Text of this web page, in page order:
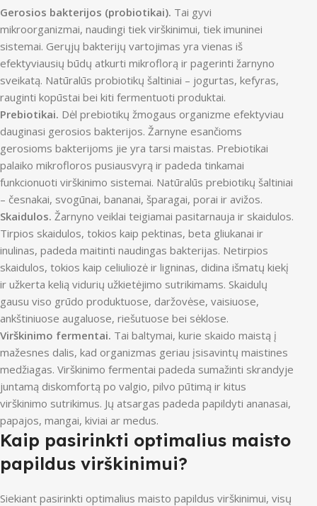
Gerosios bakterijos (probiotikai). Tai gyvi
mikroorganizmai, naudingi tiek virškinimui, tiek imuninei
sistemai. Gerųjų bakterijų vartojimas yra vienas iš
efektyviausių būdų atkurti mikroflorą ir pagerinti žarnyno
sveikatą. Natūralūs probiotikų šaltiniai – jogurtas, kefyras,
rauginti kopūstai bei kiti fermentuoti produktai.
Prebiotikai. Dėl prebiotikų žmogaus organizme efektyviau
dauginasi gerosios bakterijos. Žarnyne esančioms
gerosioms bakterijoms jie yra tarsi maistas. Prebiotikai
palaiko mikrofloros pusiausvyrą ir padeda tinkamai
funkcionuoti virškinimo sistemai. Natūralūs prebiotikų šaltiniai
– česnakai, svogūnai, bananai, šparagai, porai ir avižos.
Skaidulos. Žarnyno veiklai teigiamai pasitarnauja ir skaidulos.
Tirpios skaidulos, tokios kaip pektinas, beta gliukanai ir
inulinas, padeda maitinti naudingas bakterijas. Netirpios
skaidulos, tokios kaip celiuliozė ir ligninas, didina išmatų kiekį
ir užkerta kelią vidurių užkietėjimo sutrikimams. Skaidulų
gausu viso grūdo produktuose, daržovėse, vaisiuose,
ankštiniuose augaluose, riešutuose bei sėklose.
Virškinimo fermentai. Tai baltymai, kurie skaido maistą į
mažesnes dalis, kad organizmas geriau įsisavintų maistines
medžiagas. Virškinimo fermentai padeda sumažinti skrandyje
juntamą diskomfortą po valgio, pilvo pūtimą ir kitus
virškinimo sutrikimus. Jų atsargas padeda papildyti ananasai,
papajos, mangai, kiviai ar medus.
Kaip pasirinkti optimalius maisto
papildus virškinimui?
Siekiant pasirinkti optimalius maisto papildus virškinimui, visų